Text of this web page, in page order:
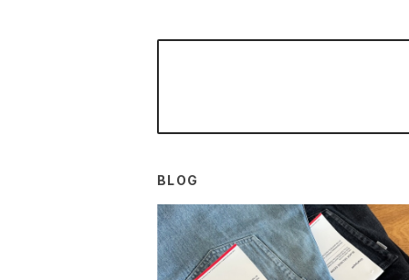
BLOG